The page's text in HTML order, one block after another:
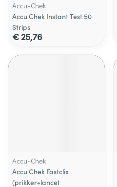
Accu-Chek
Accu Chek Instant Test 50
Strips
€ 25,76
Accu-Chek
Accu Chek Fastclix
(prikker+lancet